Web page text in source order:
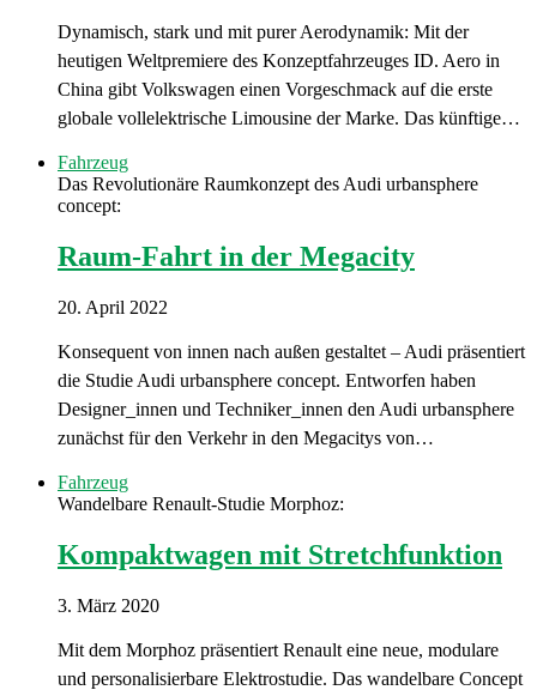
Dynamisch, stark und mit purer Aerodynamik: Mit der
heutigen Weltpremiere des Konzeptfahrzeuges ID. Aero in
China gibt Volkswagen einen Vorgeschmack auf die erste
globale vollelektrische Limousine der Marke. Das künftige…
Fahrzeug
Das Revolutionäre Raumkonzept des Audi urbansphere
concept:
Raum-Fahrt in der Megacity
20. April 2022
Konsequent von innen nach außen gestaltet – Audi präsentiert
die Studie Audi urbansphere concept. Entworfen haben
Designer_innen und Techniker_innen den Audi urbansphere
zunächst für den Verkehr in den Megacitys von…
Fahrzeug
Wandelbare Renault-Studie Morphoz:
Kompaktwagen mit Stretchfunktion
3. März 2020
Mit dem Morphoz präsentiert Renault eine neue, modulare
und personalisierbare Elektrostudie. Das wandelbare Concept